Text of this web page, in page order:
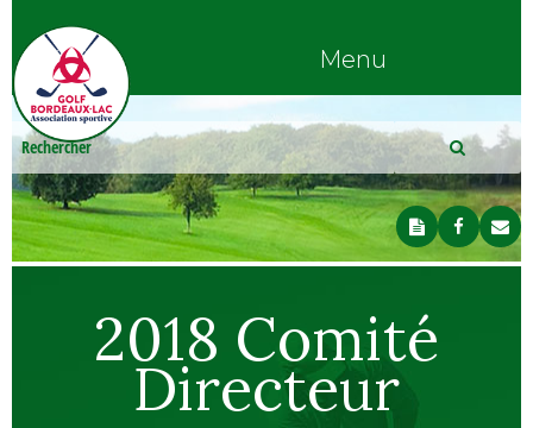
Menu
2018 Comité
Directeur